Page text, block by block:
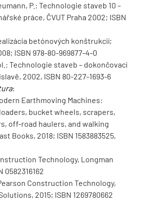
P.: Technologie staveb 10 –
práce, ČVUT Praha 2002; ISBN
betónových konštrukcií;
ISBN 978-80-969877-4-0
Technologie staveb – dokončovací
2002, ISBN 80-227-1693-6
:
Earthmoving Machines:
bucket wheels, scrapers,
off-road haulers, and walking
Books, 2018; ISBN 1583883525,
Technology, Longman
0582316162
Construction Technology,
2015; ISBN 1269780662